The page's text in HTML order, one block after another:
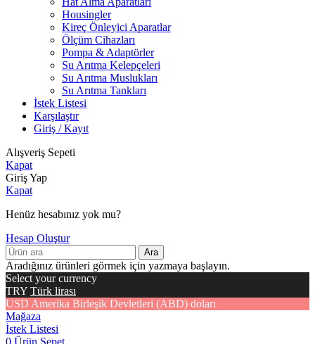
Housingler
Kireç Önleyici Aparatlar
Ölçüm Cihazları
Pompa & Adaptörler
Su Arıtma Kelepçeleri
Su Arıtma Muslukları
Su Arıtma Tankları
İstek Listesi
Karşılaştır
Giriş / Kayıt
Alışveriş Sepeti
Kapat
Giriş Yap
Kapat
Henüz hesabınız yok mu?
Hesap Oluştur
Ara
Aradığınız ürünleri görmek için yazmaya başlayın.
Select your currency
TRY Türk lirası
USD Amerika Birleşik Devletleri (ABD) doları
Mağaza
İstek Listesi
0 Ürün Sepet